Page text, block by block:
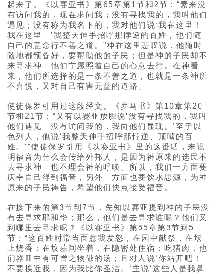
起来了。《以赛亚书》第65章第1节和2节：“素来没
有访问我的，现在求问我；没有寻找我的，我叫他们
遇见；没有称为我名下的，我对他们说‘我在这里！
我在这里！’我整天伸手招呼那悖逆的百姓，他们随
自己的意念行不善之道。”神在这里悲叹说，他随时
随地都预备好，要帮助他的子民；但是神的子民却不
来寻求神，他们宁愿照着自己的心意去行。在神看
来，他们所选择的是一条不善之道，也就是一条神所
不喜悦，又对自己有害无益的道路。
使徒保罗引用过这段经文。《罗马书》第10章第20
节和21节：“又有以赛亚放胆说‘没有寻找我的，我叫
他们遇见；没有访问我的，我向他们显现。’至于以
色列人，他说‘我整天伸手招呼那悖逆、顶嘴的百
姓。’”使徒保罗引用《以赛亚书》里的这番话，来说
明福音为什么会传给外邦人，是因为神原来的选民不
去寻求神，也不理会神的呼唤。所以，我们一方面要
庆幸自己得到福音，另外一方面也要饮水思源，为神
原来的子民祷告，希望他们快点接受福音。
在接下来的第3节到7节，先知以赛亚提到神的子民没
有去寻求耶和华；那么，他们是去寻求谁呢？他们又
到哪里去寻求呢？《以赛亚书》第65章第3节到5
节：“这百姓时常当面惹我发怒，在园中献祭，在坛
上烧香；在坟墓间坐着，在隐密处住宿；吃猪肉，他
们器皿中有可憎之物做的汤；且对人说‘你站开吧！
不要挨近我，因为我比你圣洁。’主说‘这些人是我鼻